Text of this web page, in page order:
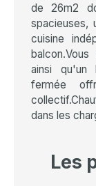
de 26m2
spacieuses,
cuisine
ainsi qu'un
fermée
dans les
Les